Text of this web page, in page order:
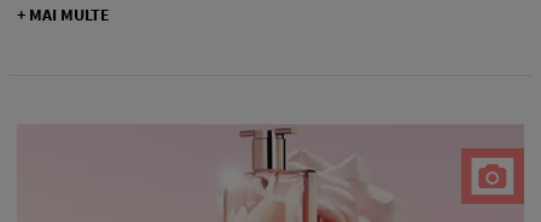
+ MAI MULTE